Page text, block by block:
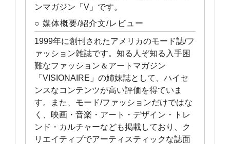
ンマガジン「V」です。
○ 媒体概要/紹介文/レビュー
1999年に創刊されたアメリカのモード誌/フ
ァッション雑誌です。知る人ぞ知る入手困
難なファッション＆アートマガジン
「VISIONAIRE」の姉妹誌として、ハイセ
ンスなコンテンツが高い評価を得ていま
す。また、モード/ファッションだけではな
く、映画・音楽・アート・デザイン・トレ
ンド・カルチャーなども掲載しており、ク
リエイティブでアーティスティックな誌面